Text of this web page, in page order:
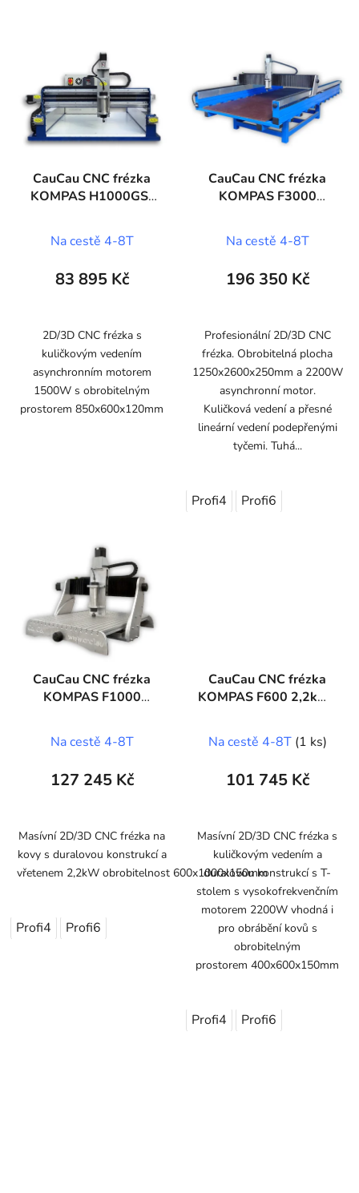
CauCau CNC frézka
KOMPAS H1000GS-
Na cestě 4-8T
83 895 Kč
2D/3D CNC frézka s
kuličkovým vedením
asynchronním motorem
1500W s obrobitelným
prostorem 850x600x120mm
CauCau CNC frézka
KOMPAS F3000
Na cestě 4-8T
196 350 Kč
Profesionální 2D/3D CNC
frézka. Obrobitelná plocha
1250x2600x250mm a 2200W
asynchronní motor.
Kuličková vedení a přesné
lineární vedení podepřenými
tyčemi. Tuhá...
Profi4 Profi6
CauCau CNC frézka
KOMPAS F1000
(600x1000x150mm)
Na cestě 4-8T
127 245 Kč
Masívní 2D/3D CNC frézka na
kovy s duralovou konstrukcí a
vřetenem 2,2kW obrobitelnost 600x1000x150mm
Profi4 Profi6
CauCau CNC frézka
KOMPAS F600 2,2kW-
(400x600x150mm)
Na cestě 4-8T (1 ks)
101 745 Kč
Masívní 2D/3D CNC frézka s
kuličkovým vedením a
duralovou konstrukcí s T-
stolem s vysokofrekvenčním
motorem 2200W vhodná i
pro obrábění kovů s
obrobitelným
prostorem 400x600x150mm
Profi4 Profi6